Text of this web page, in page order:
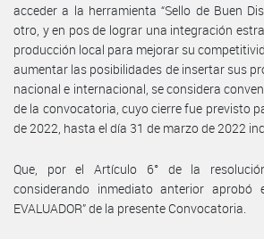
acceder a la herramienta “Sello de Buen
otro, y en pos de lograr una integración
producción local para mejorar su
aumentar las posibilidades de insertar sus
nacional e internacional, se considera
de la convocatoria, cuyo cierre fue previsto
de 2022, hasta el día 31 de marzo de 2022
Que, por el Artículo 6° de la
considerando inmediato anterior aprobó
EVALUADOR” de la presente Convocatoria.